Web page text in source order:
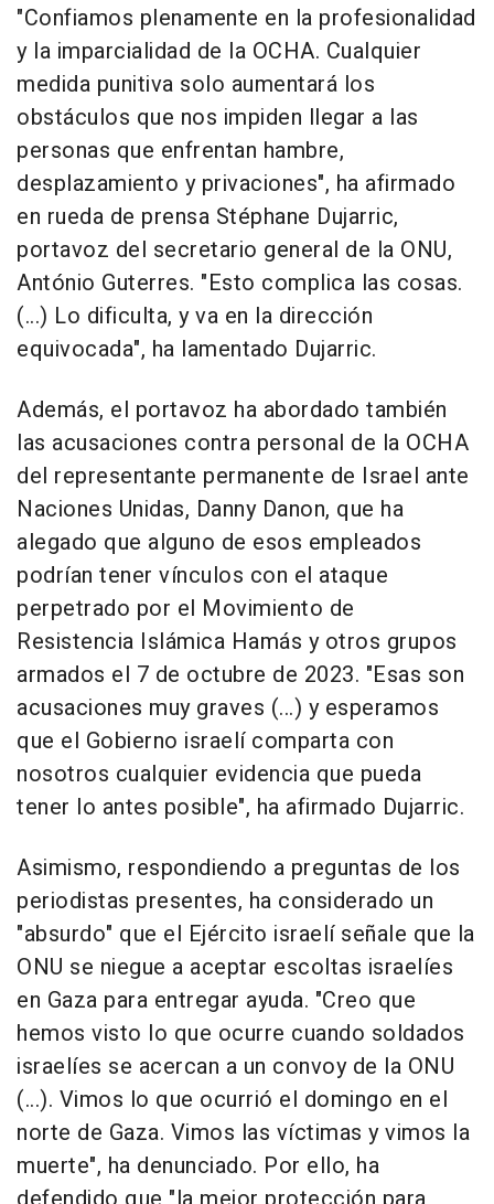
"Confiamos plenamente en la profesionalidad
y la imparcialidad de la OCHA. Cualquier
medida punitiva solo aumentará los
obstáculos que nos impiden llegar a las
personas que enfrentan hambre,
desplazamiento y privaciones", ha afirmado
en rueda de prensa Stéphane Dujarric,
portavoz del secretario general de la ONU,
António Guterres. "Esto complica las cosas.
(...) Lo dificulta, y va en la dirección
equivocada", ha lamentado Dujarric.
Además, el portavoz ha abordado también
las acusaciones contra personal de la OCHA
del representante permanente de Israel ante
Naciones Unidas, Danny Danon, que ha
alegado que alguno de esos empleados
podrían tener vínculos con el ataque
perpetrado por el Movimiento de
Resistencia Islámica Hamás y otros grupos
armados el 7 de octubre de 2023. "Esas son
acusaciones muy graves (...) y esperamos
que el Gobierno israelí comparta con
nosotros cualquier evidencia que pueda
tener lo antes posible", ha afirmado Dujarric.
Asimismo, respondiendo a preguntas de los
periodistas presentes, ha considerado un
"absurdo" que el Ejército israelí señale que la
ONU se niegue a aceptar escoltas israelíes
en Gaza para entregar ayuda. "Creo que
hemos visto lo que ocurre cuando soldados
israelíes se acercan a un convoy de la ONU
(...). Vimos lo que ocurrió el domingo en el
norte de Gaza. Vimos las víctimas y vimos la
muerte", ha denunciado. Por ello, ha